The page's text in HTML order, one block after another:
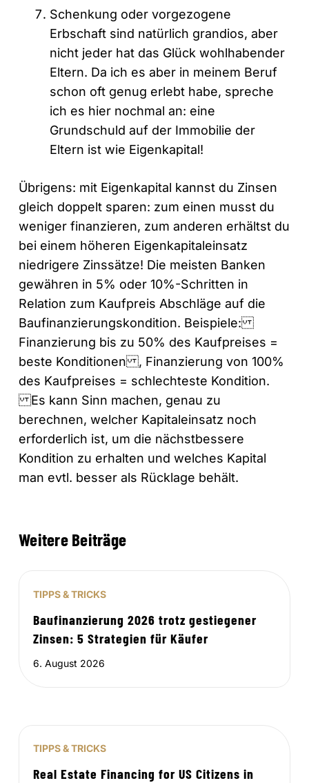
Schenkung oder vorgezogene
Erbschaft sind natürlich grandios, aber
nicht jeder hat das Glück wohlhabender
Eltern. Da ich es aber in meinem Beruf
schon oft genug erlebt habe, spreche
ich es hier nochmal an: eine
Grundschuld auf der Immobilie der
Eltern ist wie Eigenkapital!
Übrigens: mit Eigenkapital kannst du Zinsen
gleich doppelt sparen: zum einen musst du
weniger finanzieren, zum anderen erhältst du
bei einem höheren Eigenkapitaleinsatz
niedrigere Zinssätze! Die meisten Banken
gewähren in 5% oder 10%-Schritten in
Relation zum Kaufpreis Abschläge auf die
Baufinanzierungskondition. Beispiele:
Finanzierung bis zu 50% des Kaufpreises =
beste Konditionen , Finanzierung von 100%
des Kaufpreises = schlechteste Kondition.
Es kann Sinn machen, genau zu
berechnen, welcher Kapitaleinsatz noch
erforderlich ist, um die nächstbessere
Kondition zu erhalten und welches Kapital
man evtl. besser als Rücklage behält.
Weitere Beiträge
TIPPS & TRICKS
Baufinanzierung 2026 trotz gestiegener
Zinsen: 5 Strategien für Käufer
6. August 2026
TIPPS & TRICKS
Real Estate Financing for US Citizens in